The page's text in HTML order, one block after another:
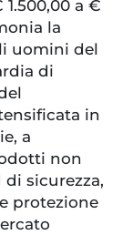
a €
la
uomini del
di
in
a
non
sicurezza,
protezione